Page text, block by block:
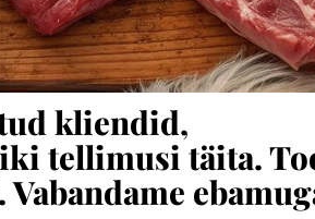
kliendid,
tellimusi täita.